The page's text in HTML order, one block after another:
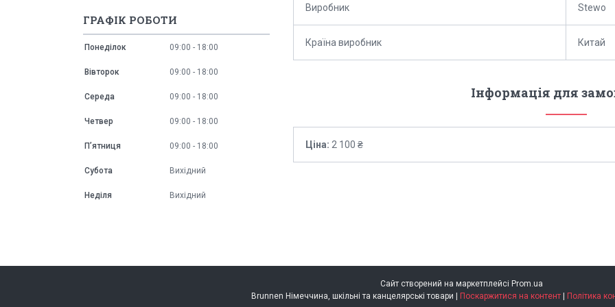
Виробник Stewo
Країна виробник Китай
Інформація для
Ціна: 2 100 ₴
ГРАФІК РОБОТИ
Понеділок 09:00 18:00
Вівторок 09:00 18:00
Середа 09:00 18:00
Четвер 09:00 18:00
Пʼятниця 09:00 18:00
Субота Вихідний
Неділя Вихідний
Сайт створений на маркетплейсі Prom.ua
Поскаржитися на контент Політика